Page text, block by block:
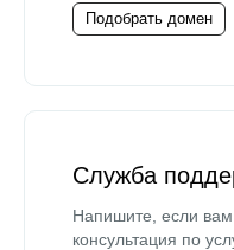
Подобрать домен
Служба
Напишите, если
консультация по